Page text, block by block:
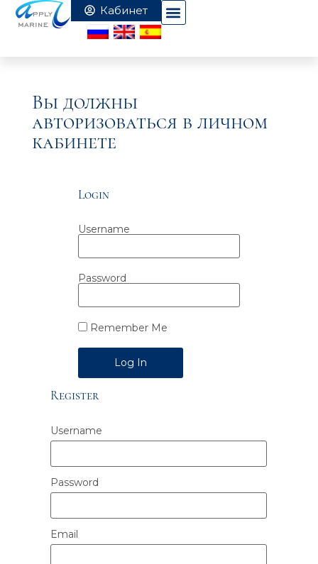
Вы должны
авторизоваться в личном
кабинете
Login
Username
Password
Remember Me
Alternative:
Register
Username
Password
Email